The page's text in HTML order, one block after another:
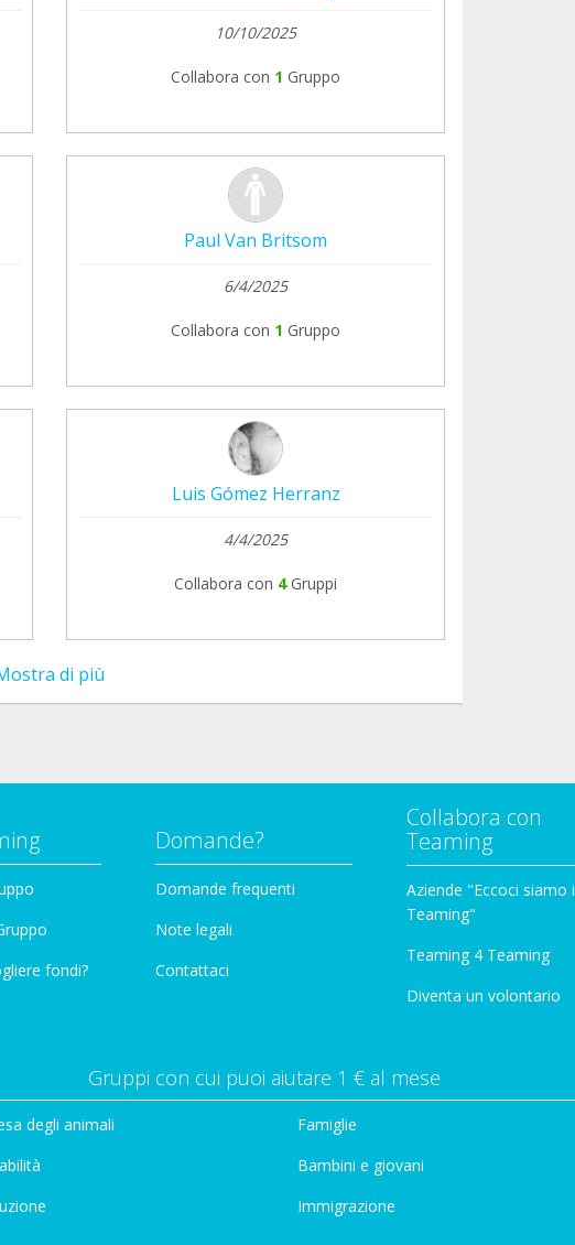
10/10/2025
Collabora con 1 Gruppo
Paul Van Britsom
6/4/2025
Collabora con 1 Gruppo
Luis Gómez Herranz
4/4/2025
Collabora con 4 Gruppi
di più
fondi?
Domande?
Domande frequenti
Note legali
Contattaci
Collabora con
Teaming
Aziende "Eccoci siamo i
Teaming"
Teaming 4 Teaming
Diventa un volontario
Gruppi con cui puoi aiutare 1 € al mese
degli animali
Famiglie
Bambini e giovani
Immigrazione